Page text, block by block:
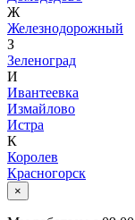
Ж
Железнодорожный
З
Зеленоград
И
Ивантеевка
Измайлово
Истра
К
Королев
Красногорск
×